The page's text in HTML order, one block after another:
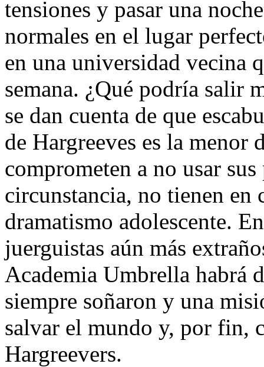
tensiones y pasar una
normales en el lugar
en una universidad vecina
semana. ¿Qué podría salir
se dan cuenta de que
de Hargreeves es la menor
comprometen a no usar
circunstancia, no tienen
dramatismo adolescente.
juerguistas aún más
Academia Umbrella habrá
siempre soñaron y una
salvar el mundo y, por fin,
Hargreevers.